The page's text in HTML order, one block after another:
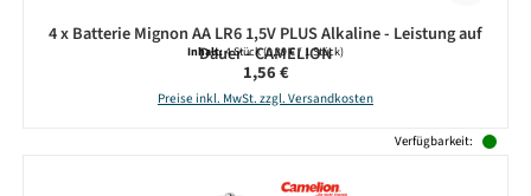
4 x Batterie Mignon AA LR6 1,5V PLUS Alkaline - Leistung auf
Dauer - CAMELION
Inhalt:4 Stück(0,39 € / 1 Stück)
Regulärer Preis:
1,56 €
Preise inkl. MwSt. zzgl. Versandkosten
Verfügbarkeit: